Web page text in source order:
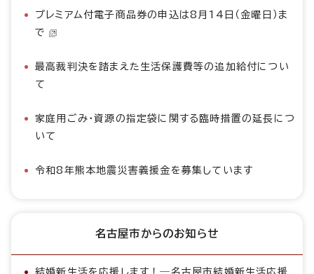
プレミアム付電子商品券の申込は8月14日（金曜日）ま
で
最高裁判決を踏まえた生活保護費等の追加給付につい
て
家庭用ごみ・資源の指定袋に関する臨時措置の延長につ
いて
令和8年熊本地震災害義援金を募集しています
名古屋市からのお知らせ